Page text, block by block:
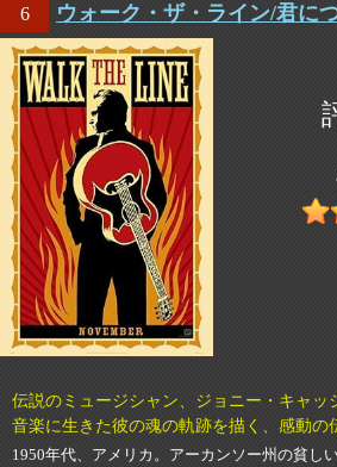
6 ウォーク・ザ・ライン/君に
伝説のミュージシャン、ジョニー・キャッ
音楽に生きた彼の魂の軌跡を描く、感動の
1950年代、アメリカ。アーカンソー州の貧し